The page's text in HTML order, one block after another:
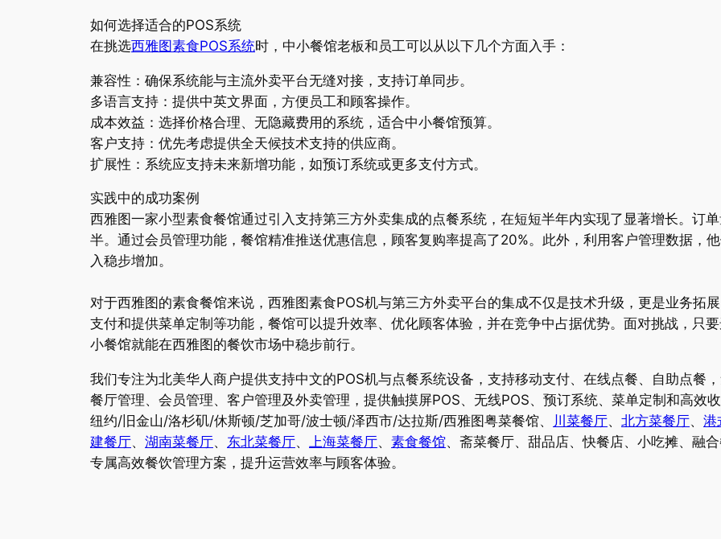
如何选择适合的POS系统
在挑选西雅图素食POS系统时，中小餐馆老板和员工可以从以下几个方面入手：
兼容性：确保系统能与主流外卖平台无缝对接，支持订单同步。
多语言支持：提供中英文界面，方便员工和顾客操作。
成本效益：选择价格合理、无隐藏费用的系统，适合中小餐馆预算。
客户支持：优先考虑提供全天候技术支持的供应商。
扩展性：系统应支持未来新增功能，如预订系统或更多支付方式。
实践中的成功案例
西雅图一家小型素食餐馆通过引入支持第三方外卖集成的点餐系统，在短短半年内实现了显著增长。订
半。通过会员管理功能，餐馆精准推送优惠信息，顾客复购率提高了20%。此外，利用客户管理数据，
入稳步增加。
对于西雅图的素食餐馆来说，西雅图素食POS机与第三方外卖平台的集成不仅是技术升级，更是业务拓
支付和提供菜单定制等功能，餐馆可以提升效率、优化顾客体验，并在竞争中占据优势。面对挑战，只
小餐馆就能在西雅图的餐饮市场中稳步前行。
我们专注为北美华人商户提供支持中文的POS机与点餐系统设备，支持移动支付、在线点餐、自助点餐
餐厅管理、会员管理、客户管理及外卖管理，提供触摸屏POS、无线POS、预订系统、菜单定制和高效
纽约/旧金山/洛杉矶/休斯顿/芝加哥/波士顿/泽西市/达拉斯/西雅图粤菜餐馆、 川菜餐厅、 北方菜餐厅、 港
建餐厅、 湖南菜餐厅、 东北菜餐厅、 上海菜餐厅、 素食餐馆、斋菜餐厅、甜品店、快餐店、小吃摊、融
专属高效餐饮管理方案，提升运营效率与顾客体验。